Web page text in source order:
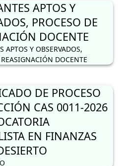
APTOS Y
PROCESO DE
DOCENTE
APTOS Y OBSERVADOS,
DOCENTE
DE PROCESO
CAS 0011-2026
EN FINANZAS